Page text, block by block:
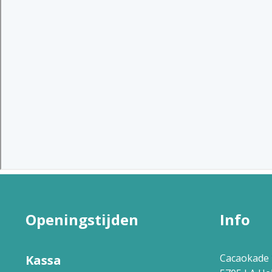
Openingstijden
Kassa
Info
Cacaokade